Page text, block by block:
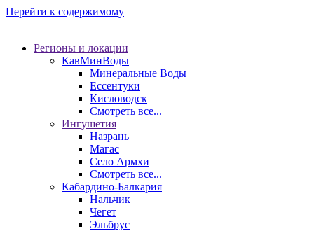
Перейти к содержимому
Регионы и локации
КавМинВоды
Минеральные Воды
Ессентуки
Кисловодск
Смотреть все...
Ингушетия
Назрань
Магас
Село Армхи
Смотреть все...
Кабардино-Балкария
Нальчик
Чегет
Эльбрус